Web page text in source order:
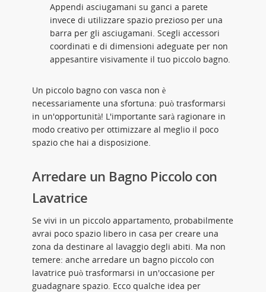
Appendi asciugamani su ganci a parete
invece di utilizzare spazio prezioso per una
barra per gli asciugamani. Scegli accessori
coordinati e di dimensioni adeguate per non
appesantire visivamente il tuo piccolo bagno.
Un piccolo bagno con vasca non è
necessariamente una sfortuna: può trasformarsi
in un'opportunità! L'importante sarà ragionare in
modo creativo per ottimizzare al meglio il poco
spazio che hai a disposizione.
Arredare un Bagno Piccolo con
Lavatrice
Se vivi in un piccolo appartamento, probabilmente
avrai poco spazio libero in casa per creare una
zona da destinare al lavaggio degli abiti. Ma non
temere: anche arredare un bagno piccolo con
lavatrice può trasformarsi in un'occasione per
guadagnare spazio. Ecco qualche idea per